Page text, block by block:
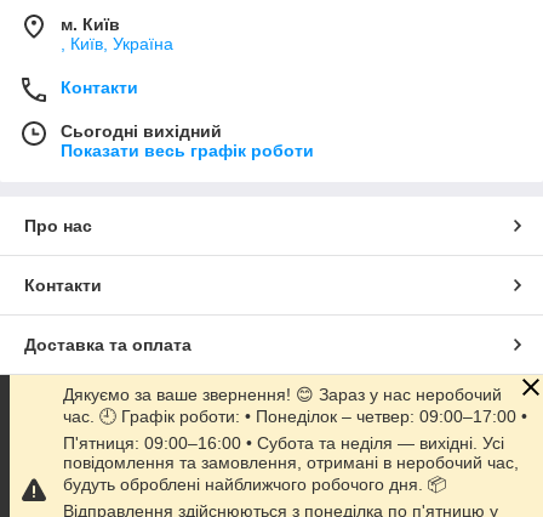
м. Київ
, Київ, Україна
Контакти
Сьогодні вихідний
Показати весь графік роботи
Про нас
Контакти
Доставка та оплата
Графік роботи
Повна версія сайту
Дякуємо за ваше звернення! 😊 Зараз у нас неробочий
час. 🕘 Графік роботи: • Понеділок – четвер: 09:00–17:00 •
П'ятниця: 09:00–16:00 • Субота та неділя — вихідні. Усі
повідомлення та замовлення, отримані в неробочий час,
будуть оброблені найближчого робочого дня. 📦
Відправлення здійснюються з понеділка по п'ятницю у